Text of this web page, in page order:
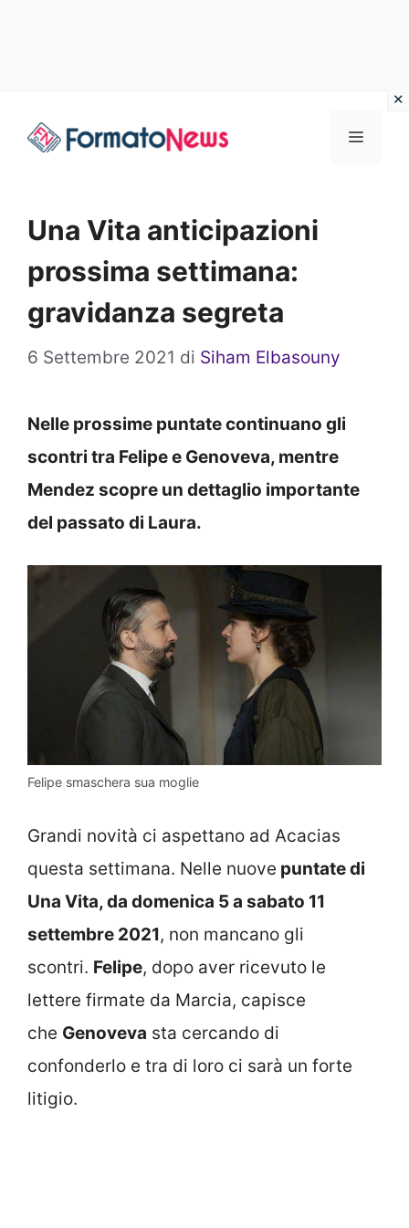
Menu
Una Vita anticipazioni
prossima settimana:
gravidanza segreta
6 Settembre 2021 di Siham Elbasouny
Nelle prossime puntate continuano gli
scontri tra Felipe e Genoveva, mentre
Mendez scopre un dettaglio importante
del passato di Laura.
Felipe smaschera sua moglie
Grandi novità ci aspettano ad Acacias
questa settimana. Nelle nuove puntate di
Una Vita,da domenica 5 a sabato 11
settembre 2021, non mancano gli
scontri. Felipe, dopo aver ricevuto le
lettere firmate da Marcia, capisce
che Genoveva sta cercando di
confonderlo e tra di loro ci sarà un forte
litigio.